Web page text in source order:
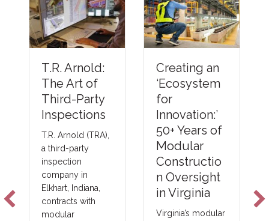
Creating an
‘Ecosystem
for
Innovation:’
50+ Years of
Modular
Constructio
n Oversight
in Virginia
Virginia’s modular
Understandi
ng Thermal
Barriers
Compliance
Methods &
Emerging
NFPA-275
Foam Plastic
Technologie
s